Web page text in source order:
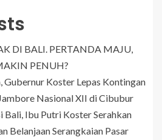
DI BALI. PERTANDA MAJU,
PENUH?
Gubernur Koster Lepas Kontingan
Nasional XII di Cibubur
Bali, Ibu Putri Koster Serahkan
Belanjaan Serangkaian Pasar